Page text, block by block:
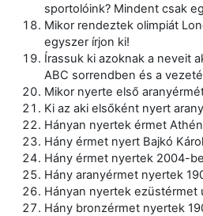
sportolóink? Mindent csak
Mikor rendeztek olimpiát
egyszer írjon ki!
Írassuk ki azoknak a neveit
ABC sorrendben és a
Mikor nyerte első
Ki az aki elsőként nyert
Hányan nyertek érmet
Hány érmet nyert Bajkó
Hány érmet nyertek 2004-
Hány aranyérmet nyertek
Hányan nyertek ezüstérmet
Hány bronzérmet nyertek